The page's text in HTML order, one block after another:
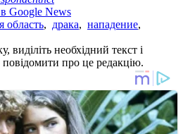
Google News
область, драка, нападение,
необхідний текст і
про це редакцію.